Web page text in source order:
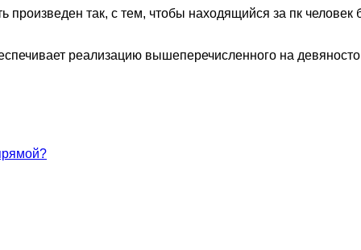
произведен так, с тем, чтобы находящийся за пк
реализацию вышеперечисленного на